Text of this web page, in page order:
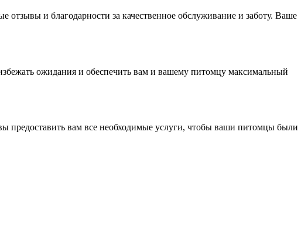
и благодарности за качественное обслуживание и заботу. Ваше
ожидания и обеспечить вам и вашему питомцу максимальный
вам все необходимые услуги, чтобы ваши питомцы были